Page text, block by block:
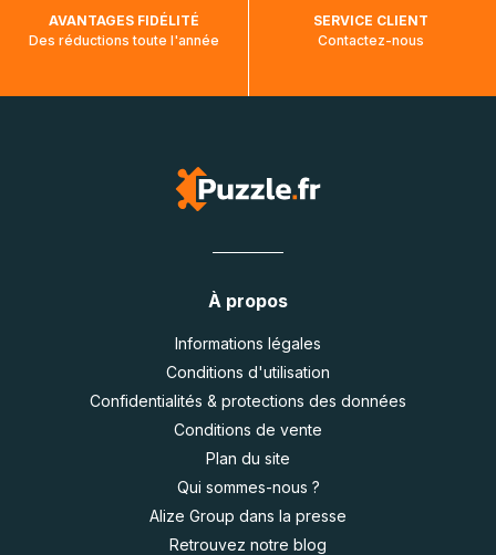
AVANTAGES FIDÉLITÉ
Des réductions toute l'année
SERVICE CLIENT
Contactez-nous
À propos
Informations légales
Conditions d'utilisation
Confidentialités & protections des données
Conditions de vente
Plan du site
Qui sommes-nous ?
Alize Group dans la presse
Retrouvez notre blog